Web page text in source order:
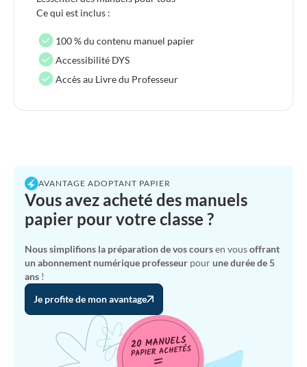
Ce qui est inclus :
100 % du contenu manuel papier
Accessibilité DYS
Accès au Livre du Professeur
AVANTAGE ADOPTANT PAPIER
Vous avez acheté des manuels
papier pour votre classe ?
Nous simplifions la préparation de vos coursen vousoffrant
un abonnement numérique professeur pourune durée de 5
ans !
Je profite de mon avantage